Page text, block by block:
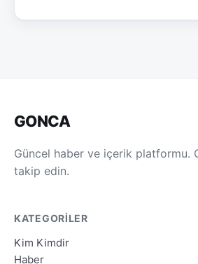
GONCA
Güncel haber ve içerik platformu.
takip edin.
KATEGORILER
Kim Kimdir
Haber